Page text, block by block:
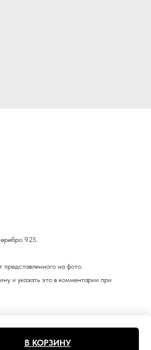
В КОРЗИНУ
925.
на фото.
и указать это в комментарии при